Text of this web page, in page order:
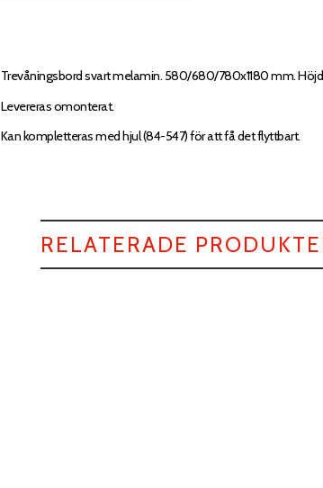
Trevåningsbord svart melamin. 580/680/780x1180 mm.
Levereras omonterat.
Kan kompletteras med hjul (84-547) för att få det flyttbart.
RELATERADE